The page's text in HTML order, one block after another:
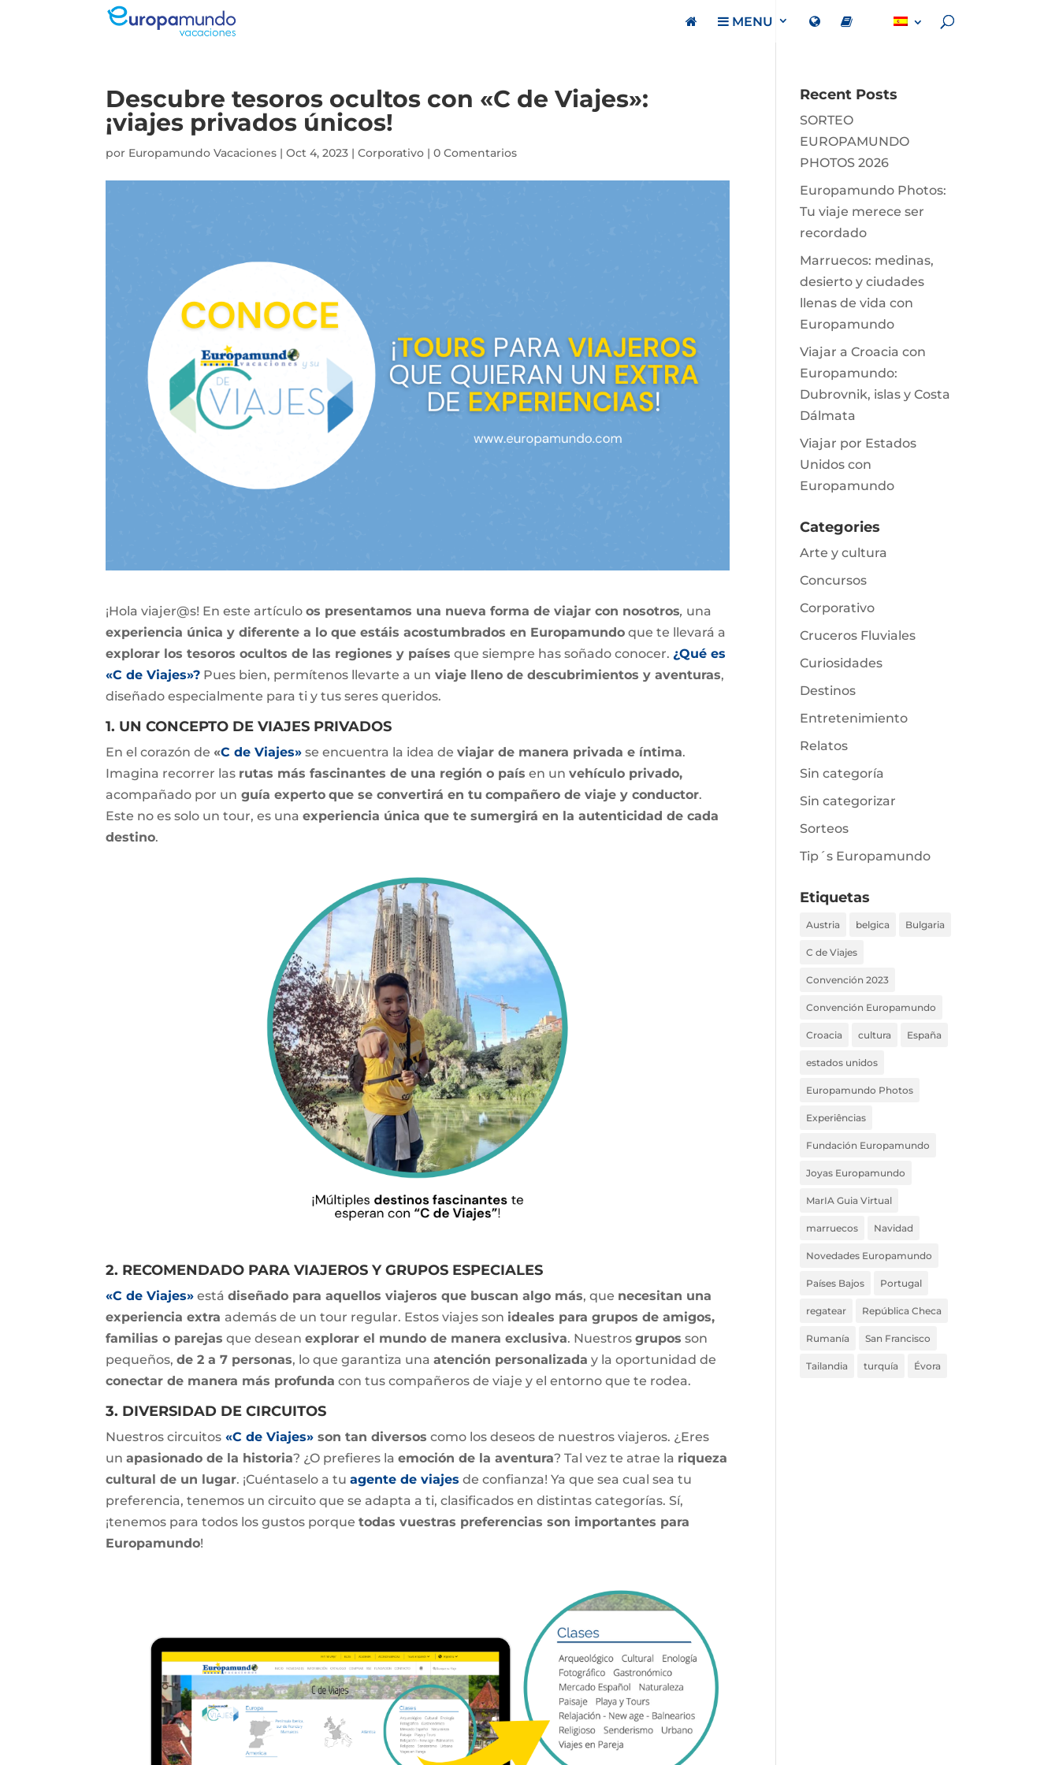
MENU
Descubre tesoros ocultos con «C de Viajes»:
¡viajes privados únicos!
por Europamundo Vacaciones |Oct 4, 2023 |Corporativo |0 Comentarios
¡Hola viajer@s! En este artículoos presentamos una nueva forma de viajar con nosotros, una
experiencia única y diferente a lo que estáis acostumbrados en Europamundo que te llevará a
explorar los tesoros ocultos de las regiones y países que siempre has soñado conocer. ¿Qué es
«C de Viajes»? Pues bien, permítenos llevarte a un viaje lleno de descubrimientos y aventuras,
diseñado especialmente para ti y tus seres queridos.
1. UN CONCEPTO DE VIAJES PRIVADOS
En el corazón de«C de Viajes» se encuentra la idea deviajar de manera privada e íntima.
Imagina recorrer las rutas más fascinantes de una región o país en unvehículo privado,
acompañado por un guía experto que se convertirá en tu compañero de viaje y conductor.
Este no es solo un tour, es unaexperiencia única que te sumergirá en la autenticidad de cada
destino.
2. RECOMENDADO PARA VIAJEROS Y GRUPOS ESPECIALES
«C de Viajes» estádiseñado para aquellos viajeros que buscan algo más, que necesitan una
experiencia extraademás de un tour regular. Estos viajes son ideales para grupos de amigos,
familias o parejas que deseanexplorar el mundo de manera exclusiva. Nuestrosgrupos son
pequeños,de 2 a 7 personas, lo que garantiza unaatención personalizada y la oportunidad de
conectar de manera más profunda con tus compañeros de viaje y el entorno que te rodea.
3. DIVERSIDAD DE CIRCUITOS
Nuestros circuitos «C de Viajes» son tan diversos como los deseos de nuestros viajeros. ¿Eres
unapasionado de la historia? ¿O prefieres laemoción de la aventura? Tal vez te atrae la riqueza
cultural de un lugar. ¡Cuéntaselo a tuagente de viajes de confianza! Ya que sea cual sea tu
preferencia, tenemos un circuito que se adapta a ti, clasificados en distintas categorías. Sí,
¡tenemos para todos los gustos porquetodas vuestras preferencias son importantes para
Europamundo!
Recent Posts
SORTEO
EUROPAMUNDO
PHOTOS 2026
Europamundo Photos:
Tu viaje merece ser
recordado
Marruecos: medinas,
desierto y ciudades
llenas de vida con
Europamundo
Viajar a Croacia con
Europamundo:
Dubrovnik, islas y Costa
Dálmata
Viajar por Estados
Unidos con
Europamundo
Categories
Arte y cultura
Concursos
Corporativo
Cruceros Fluviales
Curiosidades
Destinos
Entretenimiento
Relatos
Sin categoría
Sin categorizar
Sorteos
Tip´s Europamundo
Etiquetas
Austria belgica Bulgaria
C de Viajes
Convención 2023
Convención Europamundo
Croacia cultura España
estados unidos
Europamundo Photos
Experiências
Fundación Europamundo
Joyas Europamundo
MarIA Guia Virtual
marruecos Navidad
Novedades Europamundo
Países Bajos Portugal
regatear República Checa
Rumanía San Francisco
Tailandia turquía Évora